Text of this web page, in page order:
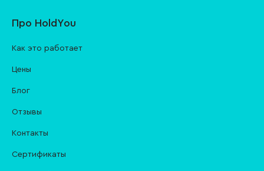
Про HoldYou
Как это работает
Цены
Блог
Отзывы
Контакты
Cертификаты